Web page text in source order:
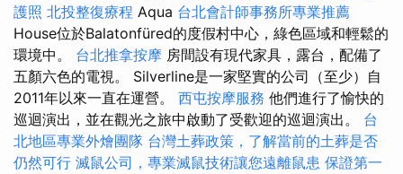
護照 北投整復療程 Aqua 台北會計師事務所專業推薦
House位於Balatonfüred的度假村中心，綠色區域和輕鬆的
環境中。 台北推拿按摩 房間設有現代家具，露台，配備了
五顏六色的電視。 Silverline是一家堅實的公司（至少）自
2011年以來一直在運營。 西屯按摩服務 他們進行了愉快的
巡迴演出，並在觀光之旅中啟動了受歡迎的巡迴演出。 台
北地區專業外燴團隊 台灣土葬政策，了解當前的土葬是否
仍然可行 滅鼠公司，專業滅鼠技術讓您遠離鼠患 保證第一